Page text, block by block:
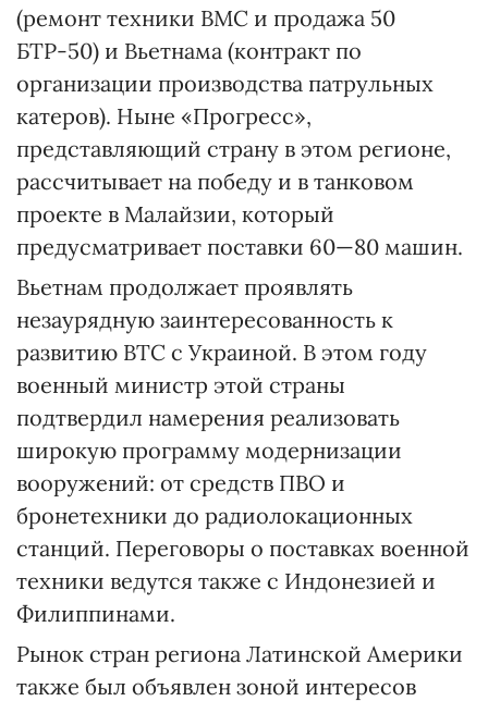
(ремонт техники ВМС и продажа 50
БТР-50) и Вьетнама (контракт по
организации производства патрульных
катеров). Ныне «Прогресс»,
представляющий страну в этом регионе,
рассчитывает на победу и в танковом
проекте в Малайзии, который
предусматривает поставки 60—80 машин.
Вьетнам продолжает проявлять
незаурядную заинтересованность к
развитию ВТС с Украиной. В этом году
военный министр этой страны
подтвердил намерения реализовать
широкую программу модернизации
вооружений: от средств ПВО и
бронетехники до радиолокационных
станций. Переговоры о поставках военной
техники ведутся также с Индонезией и
Филиппинами.
Рынок стран региона Латинской Америки
также был объявлен зоной интересов